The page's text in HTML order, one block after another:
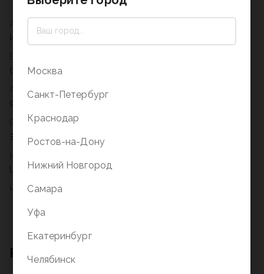
Ирина Александровна Лыкова
0,150
Артикул
978-5-4310-0269-4
Возрастное ограничение
3+
Цветной мир
Рекомендации для вас
Москва
Санкт-Петербург
Краснодар
Ростов-на-Дону
Нижний Новгород
Самара
Уфа
Екатеринбург
Челябинск